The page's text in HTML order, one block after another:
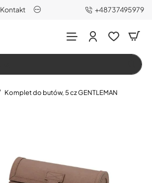
Kontakt +48737495979
Komplet do butów, 5 cz GENTLEMAN